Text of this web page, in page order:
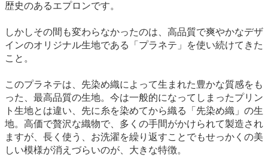
歴史のあるエプロンです。
しかしその間も変わらなかったのは、高品質で爽やかなデザ
インのオリジナル生地である「プラネテ」を使い続けてきた
こと。
このプラネテは、先染め織によって生まれた豊かな質感をも
った、最高品質の生地。今は一般的になってしまったプリン
ト生地とは違い、先に糸を染めてから織る「先染め織」の生
地。高価で贅沢な織物で、多くの手間がかけられて製造され
ますが、長く使う、お洗濯を繰り返すことでもせっかくの美
しい模様が消えづらいのが、大きな特徴。